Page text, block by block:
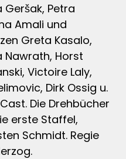
Petra
Amali und
Greta Kasalo,
Nawrath, Horst
Victoire Laly,
Dirk Ossig u.
Die Drehbücher
erste Staffel,
Schmidt. Regie